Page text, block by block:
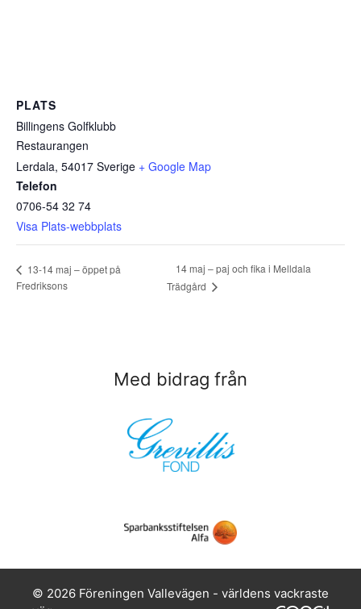
PLATS
Billingens Golfklubb
Restaurangen
Lerdala, 54017 Sverige + Google Map
Telefon
0706-54 32 74
Visa Plats-webbplats
13-14 maj – öppet på
Fredriksons
14 maj – paj och fika i Melldala
Trädgård
Med bidrag från
© 2026 Föreningen Vallevägen - världens vackraste